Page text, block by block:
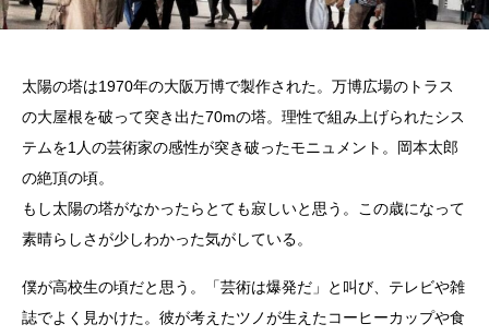
太陽の塔は1970年の大阪万博で製作された。万博広場のトラス
の大屋根を破って突き出た70mの塔。理性で組み上げられたシス
テムを1人の芸術家の感性が突き破ったモニュメント。岡本太郎
の絶頂の頃。
もし太陽の塔がなかったらとても寂しいと思う。この歳になって
素晴らしさが少しわかった気がしている。
僕が高校生の頃だと思う。「芸術は爆発だ」と叫び、テレビや雑
誌でよく見かけた。彼が考えたツノが生えたコーヒーカップや食